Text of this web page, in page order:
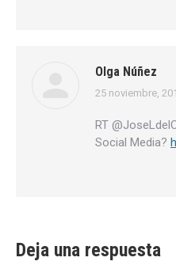
Olga Núñez
dice:
25 noviembre,
RT
Social Media?
Deja una respuesta